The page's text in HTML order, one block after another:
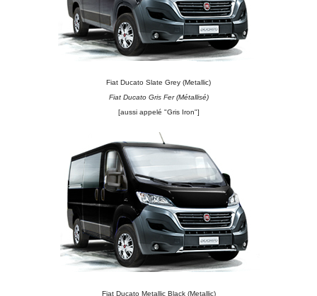
Fiat Ducato Slate Grey (Metallic)
Fiat Ducato Gris Fer (Métallisé)
[aussi appelé "Gris Iron"]
Fiat Ducato Metallic Black (Metallic)